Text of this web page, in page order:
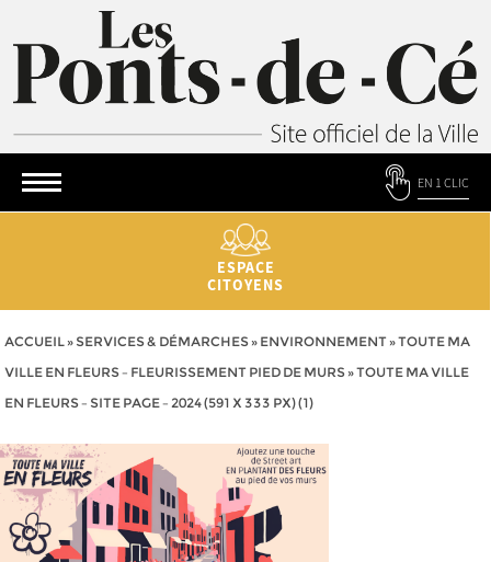
EN 1 CLIC
ESPACE
CITOYENS
ACCUEIL» SERVICES & DÉMARCHES» ENVIRONNEMENT»TOUTE MA
VILLE EN FLEURS – FLEURISSEMENT PIED DE MURS»TOUTE MA VILLE
EN FLEURS – SITE PAGE – 2024 (591 X 333 PX) (1)